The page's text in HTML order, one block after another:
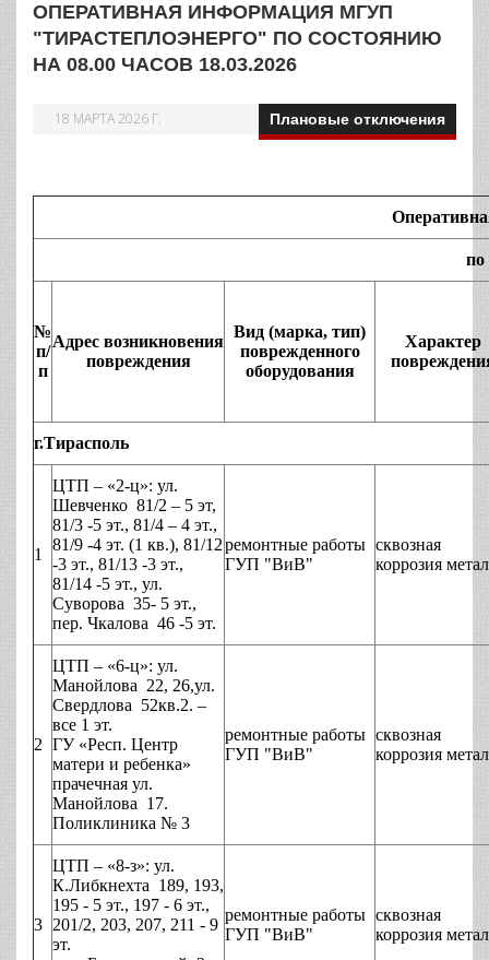
ОПЕРАТИВНАЯ ИНФОРМАЦИЯ МГУП
"ТИРАСТЕПЛОЭНЕРГО" ПО СОСТОЯНИЮ
НА 08.00 ЧАСОВ 18.03.2026
Плановые отключения
18 МАРТА 2026 Г.
по
№
п/
п
Адрес возникновения
повреждения
Вид (марка, тип)
поврежденного
оборудования
Характер
г.Тирасполь
1
ЦТП – «2-ц»: ул.
Шевченко 81/2 – 5 эт,
81/3 -5 эт., 81/4 – 4 эт.,
81/9 -4 эт. (1 кв.), 81/12
-3 эт., 81/13 -3 эт.,
81/14 -5 эт., ул.
Суворова 35- 5 эт.,
пер. Чкалова 46 -5 эт.
ремонтные работы
ГУП "ВиВ"
сквозная
коррозия
2
ЦТП – «6-ц»: ул.
Манойлова 22, 26,ул.
Свердлова 52кв.2. –
все 1 эт.
ГУ «Респ. Центр
матери и ребенка»
прачечная ул.
Манойлова 17.
Поликлиника № 3
ремонтные работы
ГУП "ВиВ"
сквозная
коррозия
3
ЦТП – «8-з»: ул.
К.Либкнехта 189, 193,
195 - 5 эт., 197 - 6 эт.,
201/2, 203, 207, 211 - 9
эт.
ремонтные работы
ГУП "ВиВ"
сквозная
коррозия